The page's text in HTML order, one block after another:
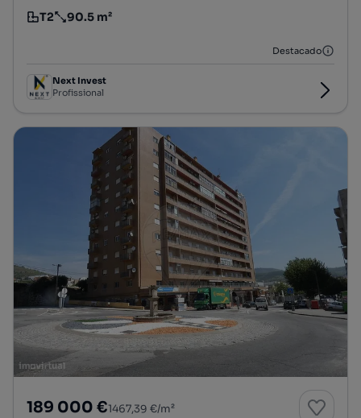
Tipologia
T2
Preço por metro quadrado
90.5 m²
Destacado
Next Invest
Profissional
189 000 €1467,39 €/m²